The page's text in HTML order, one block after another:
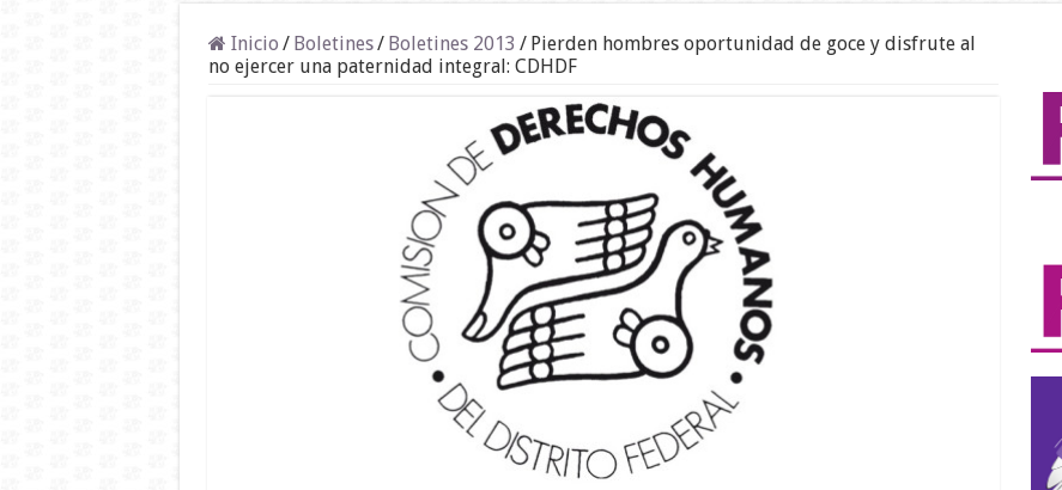
Inicio / Boletines/ Boletines 2013 / Pierden hombres oportunidad de goce y disfrute al
no ejercer una paternidad integral: CDHDF